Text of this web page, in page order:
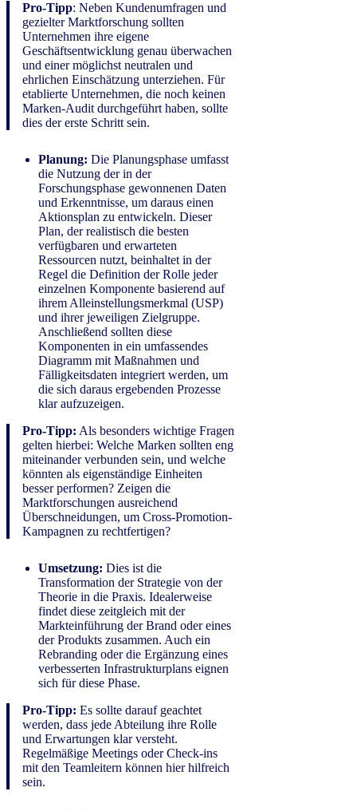
Pro-Tipp: Neben Kundenumfragen und
gezielter Marktforschung sollten
Unternehmen ihre eigene
Geschäftsentwicklung genau überwachen
und einer möglichst neutralen und
ehrlichen Einschätzung unterziehen. Für
etablierte Unternehmen, die noch keinen
Marken-Audit durchgeführt haben, sollte
dies der erste Schritt sein.
Planung: Die Planungsphase umfasst
die Nutzung der in der
Forschungsphase gewonnenen Daten
und Erkenntnisse, um daraus einen
Aktionsplan zu entwickeln. Dieser
Plan, der realistisch die besten
verfügbaren und erwarteten
Ressourcen nutzt, beinhaltet in der
Regel die Definition der Rolle jeder
einzelnen Komponente basierend auf
ihrem Alleinstellungsmerkmal (USP)
und ihrer jeweiligen Zielgruppe.
Anschließend sollten diese
Komponenten in ein umfassendes
Diagramm mit Maßnahmen und
Fälligkeitsdaten integriert werden, um
die sich daraus ergebenden Prozesse
klar aufzuzeigen.
Pro-Tipp: Als besonders wichtige Fragen
gelten hierbei: Welche Marken sollten eng
miteinander verbunden sein, und welche
könnten als eigenständige Einheiten
besser performen? Zeigen die
Marktforschungen ausreichend
Überschneidungen, um Cross-Promotion-
Kampagnen zu rechtfertigen?
Umsetzung: Dies ist die
Transformation der Strategie von der
Theorie in die Praxis. Idealerweise
findet diese zeitgleich mit der
Markteinführung der Brand oder eines
der Produkts zusammen. Auch ein
Rebranding oder die Ergänzung eines
verbesserten Infrastrukturplans eignen
sich für diese Phase.
Pro-Tipp: Es sollte darauf geachtet
werden, dass jede Abteilung ihre Rolle
und Erwartungen klar versteht.
Regelmäßige Meetings oder Check-ins
mit den Teamleitern können hier hilfreich
sein.